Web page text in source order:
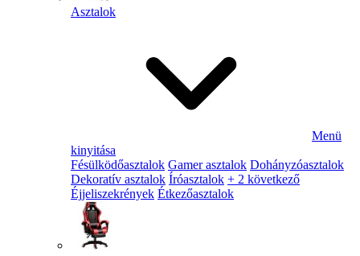
Asztalok
Menü
kinyitása
Fésülködőasztalok Gamer asztalok Dohányzóasztalok
Dekoratív asztalok Íróasztalok + 2 következő
Éjjeliszekrények Étkezőasztalok